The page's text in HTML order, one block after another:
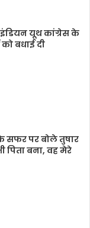
यूथ कांग्रेस के
बधाई दी
सफर पर बोले तुषार
पिता बना, वह मेरे